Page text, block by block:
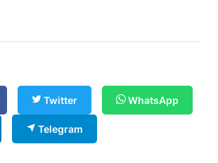
Twitter WhatsApp
Telegram